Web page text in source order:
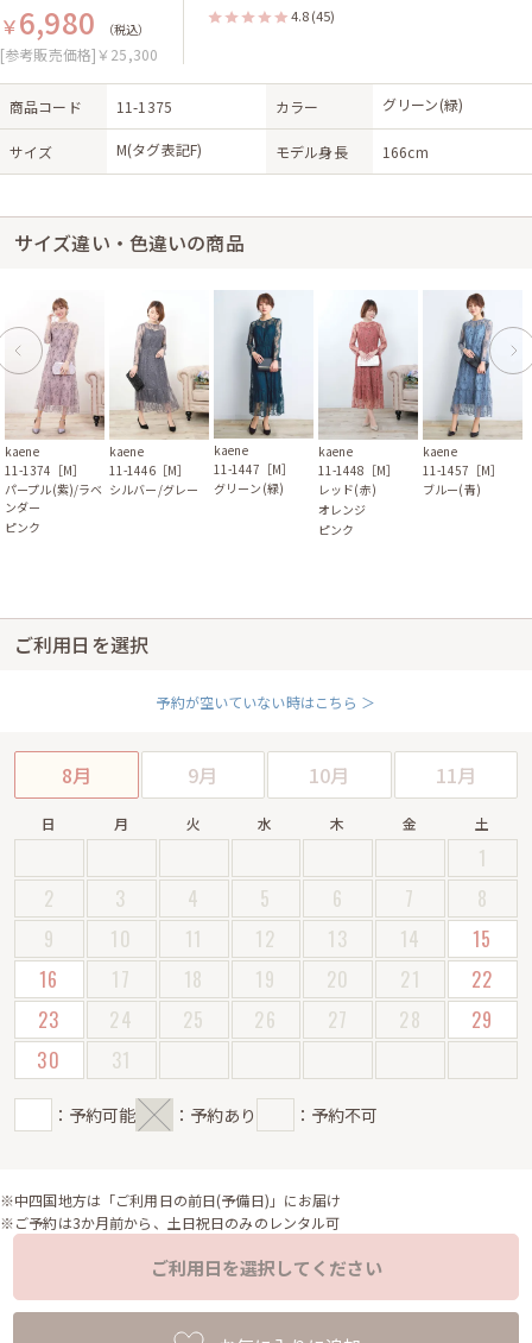
￥6,980 （税込）
[参考販売価格]￥25,300
4.8 (45)
商品コード 11-1375 カラー グリーン(緑)
サイズ M(タグ表記F) モデル身長 166cm
サイズ違い・色違いの商品
kaene
11-1374［M］
パープル(紫)/ラベ
ンダー
ピンク
kaene
11-1446［M］
シルバー/グレー
kaene
11-1447［M］
グリーン(緑)
kaene
11-1448［M］
レッド(赤)
オレンジ
ピンク
kaene
11-1457［M］
ブルー(青)
ご利用日を選択
予約が空いていない時はこちら ＞
8月 9月 10月 11月
日 月 火 水 木 金 土
1
2
3 4 5 6 7
8
9
10 11 12 13 14
15
16
17 18 19 20 21
22
23
24 25 26 27 28
29
30
31
：予約可能 ：予約あり ：予約不可
※中四国地方は「ご利用日の前日(予備日)」にお届け
※ご予約は3か月前から、土日祝日のみのレンタル可
ご利用日を選択してください